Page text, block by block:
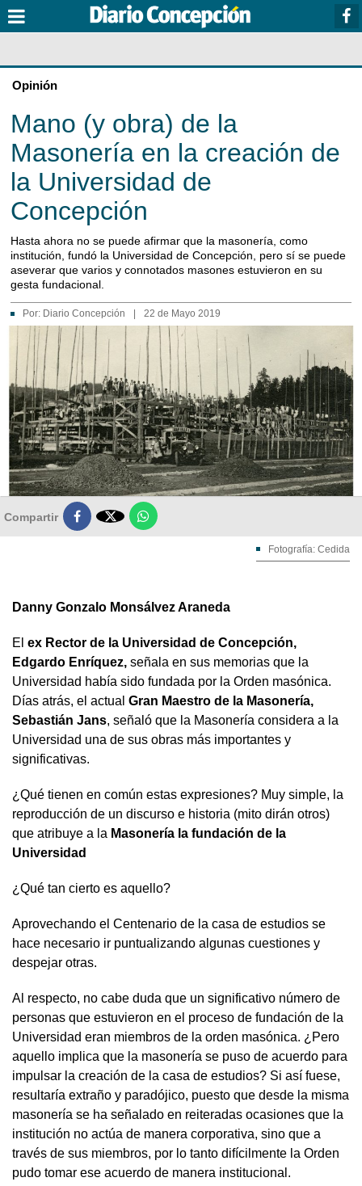
Opinión
Mano (y obra) de la
Masonería en la creación de
la Universidad de
Concepción
Hasta ahora no se puede afirmar que la masonería, como
institución, fundó la Universidad de Concepción, pero sí se puede
aseverar que varios y connotados masones estuvieron en su
gesta fundacional.
Por: Diario Concepción 22 de Mayo 2019
Compartir 
Fotografía: Cedida
Danny Gonzalo Monsálvez Araneda
El ex Rector de la Universidad de Concepción,
Edgardo Enríquez, señala en sus memorias que la
Universidad había sido fundada por la Orden masónica.
Días atrás, el actual Gran Maestro de la Masonería,
Sebastián Jans, señaló que la Masonería considera a la
Universidad una de sus obras más importantes y
significativas.
¿Qué tienen en común estas expresiones? Muy simple, la
reproducción de un discurso e historia (mito dirán otros)
que atribuye a la Masonería la fundación de la
Universidad
¿Qué tan cierto es aquello?
Aprovechando el Centenario de la casa de estudios se
hace necesario ir puntualizando algunas cuestiones y
despejar otras.
Al respecto, no cabe duda que un significativo número de
personas que estuvieron en el proceso de fundación de la
Universidad eran miembros de la orden masónica. ¿Pero
aquello implica que la masonería se puso de acuerdo para
impulsar la creación de la casa de estudios? Si así fuese,
resultaría extraño y paradójico, puesto que desde la misma
masonería se ha señalado en reiteradas ocasiones que la
institución no actúa de manera corporativa, sino que a
través de sus miembros, por lo tanto difícilmente la Orden
pudo tomar ese acuerdo de manera institucional.